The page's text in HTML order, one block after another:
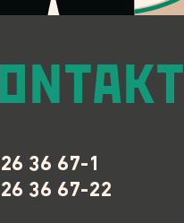
36 67-1
36 67-22